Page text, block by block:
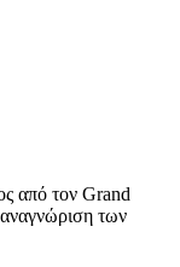
από τον Grand
των